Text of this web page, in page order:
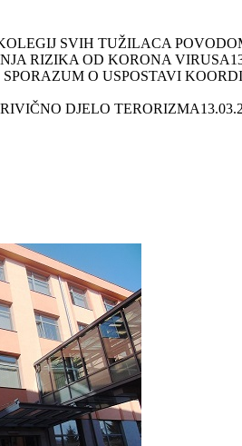
SVIH TUŽILACA
RIZIKA OD KORONA VIRUSA
O USPOSTAVI
DJELO TERORIZMA